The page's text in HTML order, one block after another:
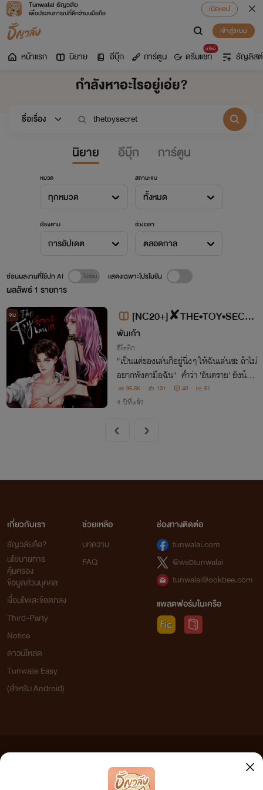
Tunwalai ธัญวลัย
เพื่อประสบการณ์ที่ดีกว่าบนมือถือ
เปิดแอป
เข้าสู่ระบบ
หน้าแรก นิยาย อีบุ๊ก การ์ตูน
มาใหม่
ดรีมแชท ธัญลิสต์
กำลังหาอะไรอยู่เอ่ย?
นิยาย อีบุ๊ก การ์ตูน
หมวด
ทุกหมวด
สถานะจบ
ทั้งหมด
เรียงตาม
การอัปเดต
ช่วงเวลา
ตลอดกาล
ผลลัพธ์1 รายการ
ซ่อนผลงานที่ใช้ปก AI แสดงเฉพาะโปรโมชัน
จบ
[NC20+]✘THE•TOY•SECRE
T▶เล่นรัก✘ [พระเอกสายแบดบอ
ย]
พันเก้า
อีโรติก
"เป็นแค่ของเล่นก็อยู่นิ่งๆ ให้ฉันเล่นซะ ถ้าไม่
อยากพังคามือฉัน" คำว่า 'อันตราย' ยังน้อย
ไปสำหรับเขา... ผู้ชายที่ชื่อ 'สิบทิศ' ขึ้นชื่อว่า
ลูกเจ้าป่า... จะไม่ล่าเหยื่อได้ยังไง! [สิบทิศ x
36.6K 131 40 61
4 ปีที่แล้ว
เกี่ยวกับเรา
ธัญวลัยคือ?
นโยบายการ
คุ้มครอง
ข้อมูลส่วนบุคคล
เงื่อนไขและข้อตกลง
Third-Party
Notice
ดาวน์โหลด
Tunwalai Easy
(สำหรับ Android)
ช่วยเหลือ
บทความ
FAQ
ช่องทางติดต่อ
tunwalai.com
@webtunwalai
tunwalai@ookbee.com
แพลตฟอร์มในเครือ
เว็บไซต์แห่งนี้ไม่ได้เห็นด้วยและไม่ขอรับผิดชอบต่อข้อความใดๆ ทั้งสิ้น ดังนั้นผู้อ่านทุกท่านโปรดใช้
วิจารณญาณในการกลั่นกรองด้วยตนเอง และหากท่านพบข้อความใดๆ ที่ขัดต่อกฎหมายและศีลธรรม